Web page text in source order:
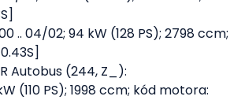
.. 04/02; 94 kW (128 PS); 2798 ccm;
Autobus (244, Z_):
(110 PS); 1998 ccm; kód motora: